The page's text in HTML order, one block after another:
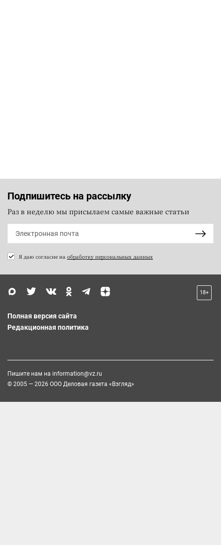
Подпишитесь на рассылку
Раз в неделю мы присылаем самые важные статьи
Я даю согласие на обработку персональных данных
18+
Полная версия сайта
Редакционная политика
Пишите нам на information@vz.ru
© 2005 — 2026 ООО Деловая газета «Взгляд»